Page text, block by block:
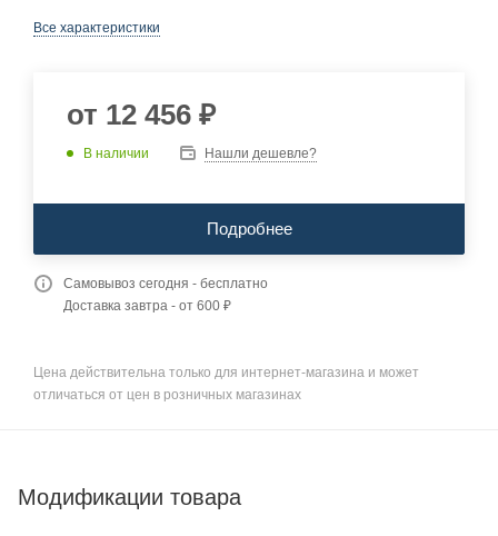
Все характеристики
от 12 456 ₽
В наличии Нашли дешевле?
Подробнее
Самовывоз сегодня - бесплатно
Доставка завтра - от 600 ₽
Цена действительна только для интернет-магазина и может
отличаться от цен в розничных магазинах
Модификации товара